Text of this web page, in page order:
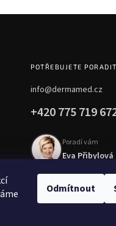
Odmítnout
POTŘEBUJETE
info@dermamed.cz
+420 775 719
Poradí vám
Eva Přibylová